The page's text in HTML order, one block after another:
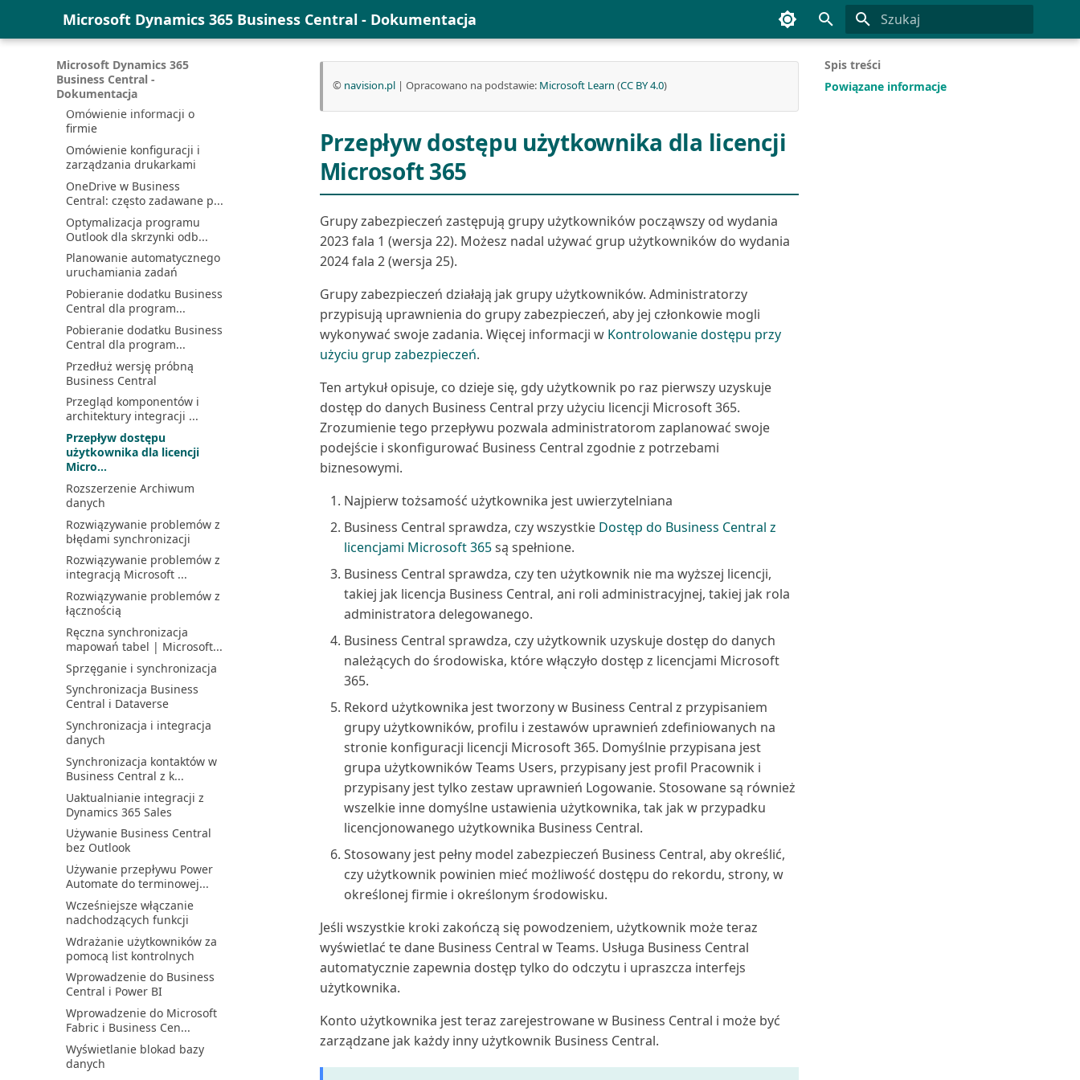
Microsoft Dynamics 365 Business Central - Dokumentacja
Microsoft Dynamics 365
Business Central -
Dokumentacja
wartości opcji
Odpowiadanie na żądania
Określanie dostępnych
języków w środowisku
Omówienie informacji o
firmie
Omówienie konfiguracji i
zarządzania drukarkami
OneDrive w Business
Central: często zadawane p...
Optymalizacja programu
Outlook dla skrzynki odb...
Planowanie automatycznego
uruchamiania zadań
Pobieranie dodatku Business
Central dla program...
Pobieranie dodatku Business
Central dla program...
Przedłuż wersję próbną
Business Central
Przegląd komponentów i
architektury integracji ...
Przepływ dostępu
użytkownika dla licencji
Micro...
Rozszerzenie Archiwum
danych
Rozwiązywanie problemów z
błędami synchronizacji
Rozwiązywanie problemów z
integracją Microsoft ...
Rozwiązywanie problemów z
łącznością
Ręczna synchronizacja
mapowań tabel | Microsoft...
Sprzęganie i synchronizacja
Synchronizacja Business
Central i Dataverse
Synchronizacja i integracja
danych
Synchronizacja kontaktów w
Business Central z k...
Uaktualnianie integracji z
Dynamics 365 Sales
Używanie Business Central
bez Outlook
Używanie przepływu Power
Automate do terminowej...
Wcześniejsze włączanie
nadchodzących funkcji
Wdrażanie użytkowników za
pomocą list kontrolnych
Wprowadzenie do Business
Central i Power BI
Wprowadzenie do Microsoft
Fabric i Business Cen...
Wyświetlanie blokad bazy
danych
Spis treści
Powiązane informacje
© navision.pl| Opracowano na podstawie: Microsoft Learn (CC BY 4.0)
Przepływ dostępu użytkownika dla licencji
Microsoft 365
Grupy zabezpieczeń zastępują grupy użytkowników począwszy od wydania
2023 fala 1 (wersja 22). Możesz nadal używać grup użytkowników do wydania
2024 fala 2 (wersja 25).
Grupy zabezpieczeń działają jak grupy użytkowników. Administratorzy
przypisują uprawnienia do grupy zabezpieczeń, aby jej członkowie mogli
wykonywać swoje zadania. Więcej informacji w Kontrolowanie dostępu przy
użyciu grup zabezpieczeń.
Ten artykuł opisuje, co dzieje się, gdy użytkownik po raz pierwszy uzyskuje
dostęp do danych Business Central przy użyciu licencji Microsoft 365.
Zrozumienie tego przepływu pozwala administratorom zaplanować swoje
podejście i skonfigurować Business Central zgodnie z potrzebami
biznesowymi.
Najpierw tożsamość użytkownika jest uwierzytelniana
Business Central sprawdza, czy wszystkie Dostęp do Business Central z
licencjami Microsoft 365są spełnione.
Business Central sprawdza, czy ten użytkownik nie ma wyższej licencji,
takiej jak licencja Business Central, ani roli administracyjnej, takiej jak rola
administratora delegowanego.
Business Central sprawdza, czy użytkownik uzyskuje dostęp do danych
należących do środowiska, które włączyło dostęp z licencjami Microsoft
365.
Rekord użytkownika jest tworzony w Business Central z przypisaniem
grupy użytkowników, profilu i zestawów uprawnień zdefiniowanych na
stronie konfiguracji licencji Microsoft 365. Domyślnie przypisana jest
grupa użytkowników Teams Users, przypisany jest profil Pracownik i
przypisany jest tylko zestaw uprawnień Logowanie. Stosowane są również
wszelkie inne domyślne ustawienia użytkownika, tak jak w przypadku
licencjonowanego użytkownika Business Central.
Stosowany jest pełny model zabezpieczeń Business Central, aby określić,
czy użytkownik powinien mieć możliwość dostępu do rekordu, strony, w
określonej firmie i określonym środowisku.
Jeśli wszystkie kroki zakończą się powodzeniem, użytkownik może teraz
wyświetlać te dane Business Central w Teams. Usługa Business Central
automatycznie zapewnia dostęp tylko do odczytu i upraszcza interfejs
użytkownika.
Konto użytkownika jest teraz zarejestrowane w Business Central i może być
zarządzane jak każdy inny użytkownik Business Central.